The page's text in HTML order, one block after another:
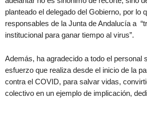
planteado el delegado del Gobierno, por lo
responsables de la Junta de Andalucía a
institucional para ganar tiempo al virus”.
Además, ha agradecido a todo el personal
esfuerzo que realiza desde el inicio de la
contra el COVID, para salvar vidas,
colectivo en un ejemplo de implicación,